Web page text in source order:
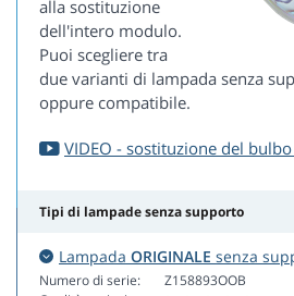
alla sostituzione
dell'intero modulo.
Puoi scegliere tra
due varianti di lampada senza
oppure compatibile.
VIDEO - sostituzione del
Tipi di lampade senza supporto
Lampada ORIGINALE senza
Numero di serie:
Z158893OOB